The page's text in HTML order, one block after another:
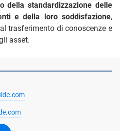
della standardizzazione delle
e della loro soddisfazione,
trasferimento di conoscenze e
asset.